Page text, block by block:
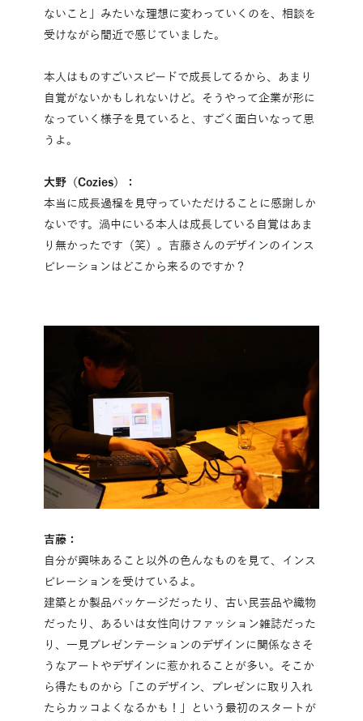
ないこと」みたいな理想に変わっていくのを、相談を
受けながら間近で感じていました。
本人はものすごいスピードで成長してるから、あまり
自覚がないかもしれないけど。そうやって企業が形に
なっていく様子を見ていると、すごく面白いなって思
うよ。
大野（Cozies）：
本当に成長過程を見守っていただけることに感謝しか
ないです。渦中にいる本人は成長している自覚はあま
り無かったです（笑）。吉藤さんのデザインのインス
ピレーションはどこから来るのですか？
吉藤：
自分が興味あること以外の色んなものを見て、インス
ピレーションを受けているよ。
建築とか製品パッケージだったり、古い民芸品や織物
だったり、あるいは女性向けファッション雑誌だった
り、一見プレゼンテーションのデザインに関係なさそ
うなアートやデザインに惹かれることが多い。そこか
ら得たものから「このデザイン、プレゼンに取り入れ
たらカッコよくなるかも！」という最初のスタートが